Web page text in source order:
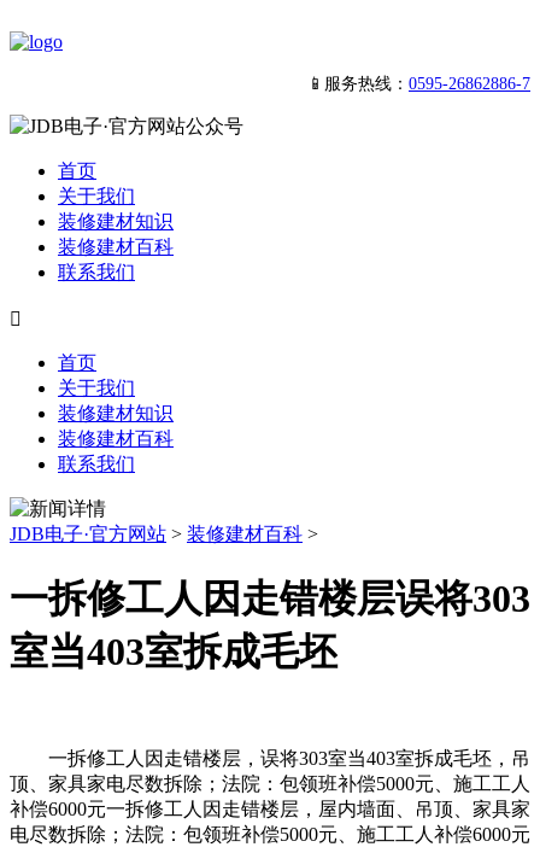
📱服务热线： 0595-26862886-7
首页
关于我们
装修建材知识
装修建材百科
联系我们

首页
关于我们
装修建材知识
装修建材百科
联系我们
JDB电子·官方网站 > 装修建材百科 >
一拆修工人因走错楼层误将303
室当403室拆成毛坯
一拆修工人因走错楼层，误将303室当403室拆成毛坯，吊
顶、家具家电尽数拆除；法院：包领班补偿5000元、施工工人
补偿6000元一拆修工人因走错楼层，屋内墙面、吊顶、家具家
电尽数拆除；法院：包领班补偿5000元、施工工人补偿6000元